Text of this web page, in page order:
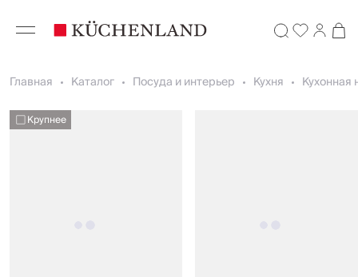
Главная Каталог Посуда и интерьер Кухня Кухонная
Крупнее